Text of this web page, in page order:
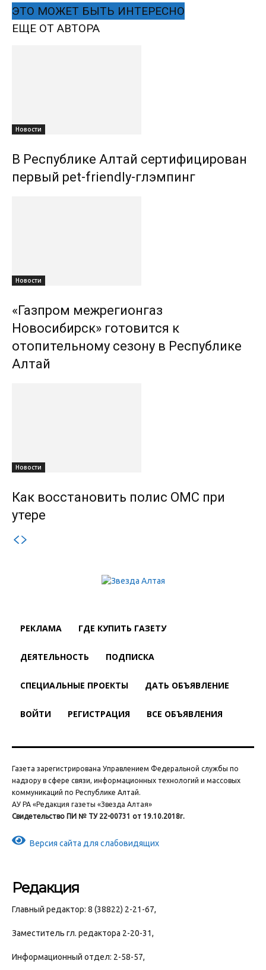
ЭТО МОЖЕТ БЫТЬ ИНТЕРЕСНО
ЕЩЕ ОТ АВТОРА
Новости
В Республике Алтай сертифицирован
первый pet-friendly-глэмпинг
Новости
«Газпром межрегионгаз
Новосибирск» готовится к
отопительному сезону в Республике
Алтай
Новости
Как восстановить полис ОМС при
утере
РЕКЛАМА ГДЕ КУПИТЬ ГАЗЕТУ
ДЕЯТЕЛЬНОСТЬ ПОДПИСКА
СПЕЦИАЛЬНЫЕ ПРОЕКТЫ ДАТЬ ОБЪЯВЛЕНИЕ
ВОЙТИ РЕГИСТРАЦИЯ ВСЕ ОБЪЯВЛЕНИЯ
Газета зарегистрирована Управлением Федеральной службы по
надзору в сфере связи, информационных технологий и массовых
коммуникаций по Республике Алтай.
АУ РА «Редакция газеты «Звезда Алтая»
Свидетельство ПИ № ТУ 22-00731 от 19.10.2018г.
Версия сайта для слабовидящих
Редакция
Главный редактор: 8 (38822) 2-21-67,
Заместитель гл. редактора 2-20-31,
Информационный отдел: 2-58-57,